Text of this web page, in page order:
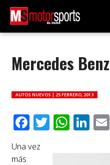
Mercedes
AUTOS NUEVOS | 25 FEBRERO, 2013
Facebook
Twitter
Una vez
más